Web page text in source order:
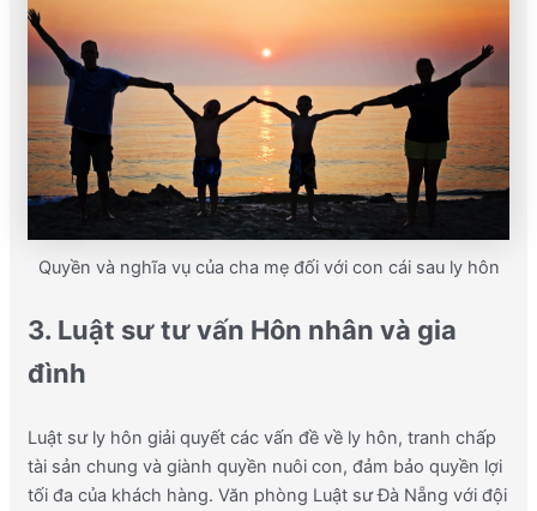
Quyền và nghĩa vụ của cha mẹ đối với con cái sau ly hôn
3. Luật sư tư vấn Hôn nhân và gia
đình
Luật sư ly hôn giải quyết các vấn đề về ly hôn, tranh chấp
tài sản chung và giành quyền nuôi con, đảm bảo quyền lợi
tối đa của khách hàng. Văn phòng Luật sư Đà Nẵng với đội